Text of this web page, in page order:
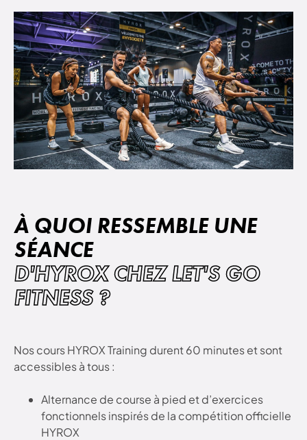
À QUOI RESSEMBLE UNE
SÉANCE
D'HYROX CHEZ LET'S GO
FITNESS ?
Nos cours HYROX Training durent 60 minutes et sont
accessibles à tous :
Alternance de course à pied et d’exercices
fonctionnels inspirés de la compétition officielle
HYROX